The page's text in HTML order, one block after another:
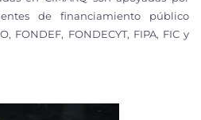
de financiamiento público
FONDEF, FONDECYT, FIPA, FIC y